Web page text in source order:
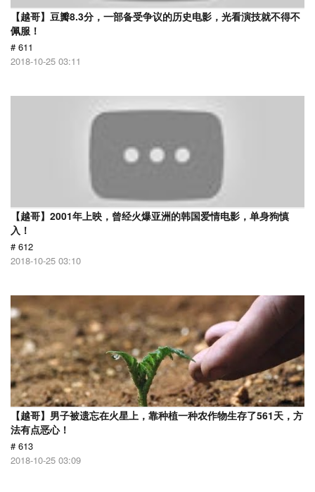
【越哥】豆瓣8.3分，一部备受争议的历史电影，光看演技就不得不
佩服！
# 611
2018-10-25 03:11
【越哥】2001年上映，曾经火爆亚洲的韩国爱情电影，单身狗慎
入！
# 612
2018-10-25 03:10
【越哥】男子被遗忘在火星上，靠种植一种农作物生存了561天，方
法有点恶心！
# 613
2018-10-25 03:09